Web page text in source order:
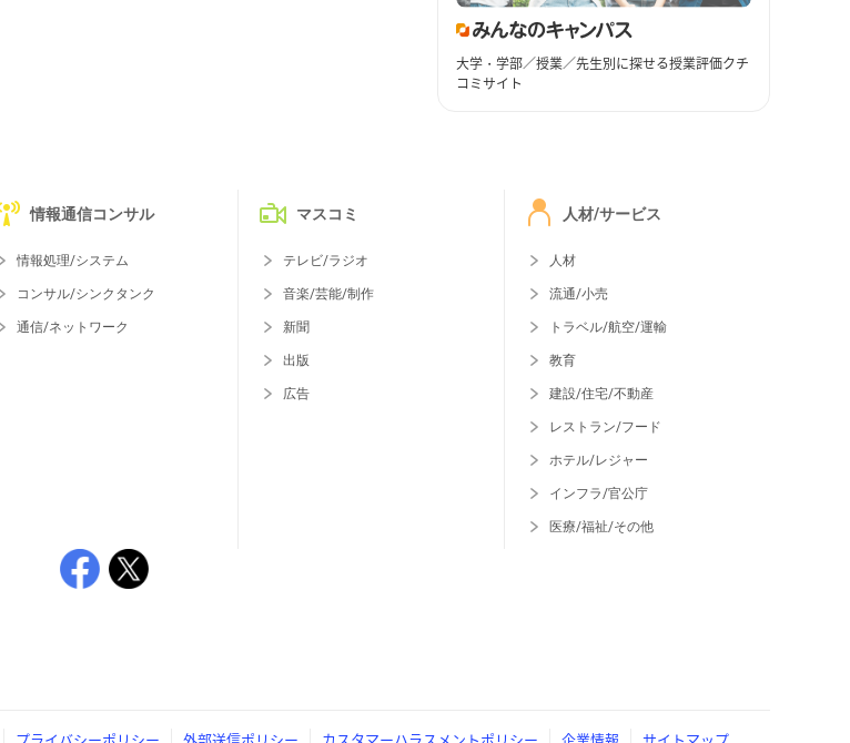
大学・学部／授業／先生別に探せる授業評価クチ
コミサイト
情報通信コンサル
情報処理/システム
コンサル/シンクタンク
通信/ネットワーク
マスコミ
テレビ/ラジオ
音楽/芸能/制作
新聞
出版
広告
人材/サービス
人材
流通/小売
トラベル/航空/運輸
教育
建設/住宅/不動産
レストラン/フード
ホテル/レジャー
インフラ/官公庁
医療/福祉/その他